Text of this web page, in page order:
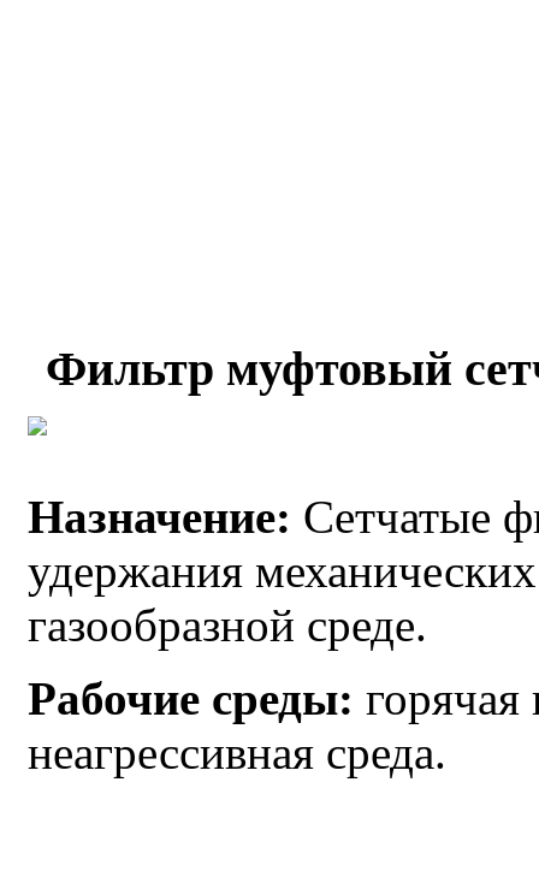
Фильтр муфтовый
Назначение: Сетчатые
удержания
газообразной среде.
Рабочие среды: горячая
неагрессивная среда.